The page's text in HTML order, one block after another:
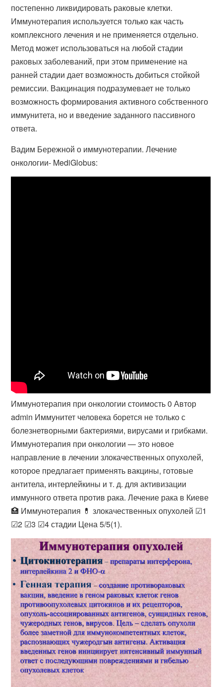
постепенно ликвидировать раковые клетки.
Иммунотерапия используется только как часть
комплексного лечения и не применяется отдельно.
Метод может использоваться на любой стадии
раковых заболеваний, при этом применение на
ранней стадии дает возможность добиться стойкой
ремиссии. Вакцинация подразумевает не только
возможность формирования активного собственного
иммунитета, но и введение заданного пассивного
ответа.
Вадим Бережной о иммунотерапии. Лечение
онкологии- MediGlobus:
Иммунотерапия при онкологии стоимость 0 Автор
admin Иммунитет человека борется не только с
болезнетворными бактериями, вирусами и грибками.
Иммунотерапия при онкологии — это новое
направление в лечении злокачественных опухолей,
которое предлагает применять вакцины, готовые
антитела, интерлейкины и т. д. для активизации
иммунного ответа против рака. Лечение рака в Киеве
🏥 Иммунотерапия 💊 злокачественных опухолей ☑1
☑2 ☑3 ☑4 стадии Цена 5/5(1).